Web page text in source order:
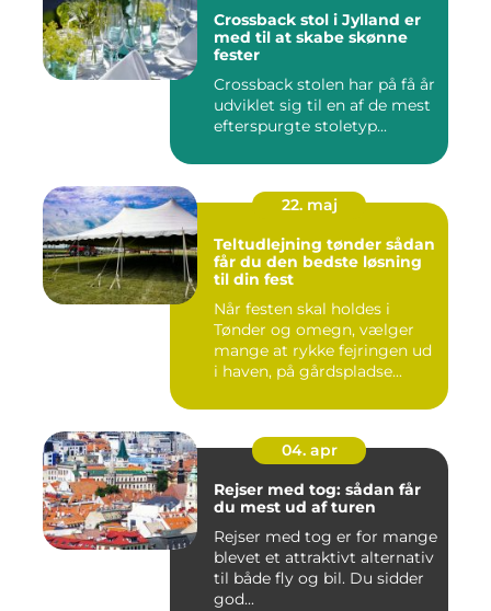
Crossback stol i Jylland er
med til at skabe skønne
fester
Crossback stolen har på få år
udviklet sig til en af de mest
efterspurgte stoletyp...
22. maj
Teltudlejning tønder sådan
får du den bedste løsning
til din fest
Når festen skal holdes i
Tønder og omegn, vælger
mange at rykke fejringen ud
i haven, på gårdspladse...
04. apr
Rejser med tog: sådan får
du mest ud af turen
Rejser med tog er for mange
blevet et attraktivt alternativ
til både fly og bil. Du sidder
god...